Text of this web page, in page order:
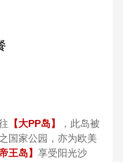
【大PP岛】
，此岛被
国家公园，亦为欧美
帝王岛】 享受阳光沙